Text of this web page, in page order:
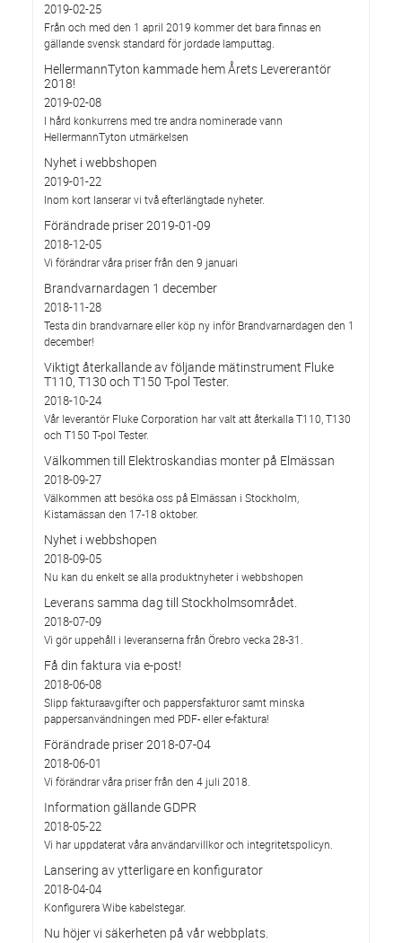
2019-02-25
Från och med den 1 april 2019 kommer det bara finnas en
gällande svensk standard för jordade lamputtag.
HellermannTyton kammade hem Årets Levererantör
2018!
2019-02-08
I hård konkurrens med tre andra nominerade vann
HellermannTyton utmärkelsen
Nyhet i webbshopen
2019-01-22
Inom kort lanserar vi två efterlängtade nyheter.
Förändrade priser 2019-01-09
2018-12-05
Vi förändrar våra priser från den 9 januari
Brandvarnardagen 1 december
2018-11-28
Testa din brandvarnare eller köp ny inför Brandvarnardagen den 1
december!
Viktigt återkallande av följande mätinstrument Fluke
T110, T130 och T150 T-pol Tester.
2018-10-24
Vår leverantör Fluke Corporation har valt att återkalla T110, T130
och T150 T-pol Tester.
Välkommen till Elektroskandias monter på Elmässan
2018-09-27
Välkommen att besöka oss på Elmässan i Stockholm,
Kistamässan den 17-18 oktober.
Nyhet i webbshopen
2018-09-05
Nu kan du enkelt se alla produktnyheter i webbshopen
Leverans samma dag till Stockholmsområdet.
2018-07-09
Vi gör uppehåll i leveranserna från Örebro vecka 28-31.
Få din faktura via e-post!
2018-06-08
Slipp fakturaavgifter och pappersfakturor samt minska
pappersanvändningen med PDF- eller e-faktura!
Förändrade priser 2018-07-04
2018-06-01
Vi förändrar våra priser från den 4 juli 2018.
Information gällande GDPR
2018-05-22
Vi har uppdaterat våra användarvillkor och integritetspolicyn.
Lansering av ytterligare en konfigurator
2018-04-04
Konfigurera Wibe kabelstegar.
Nu höjer vi säkerheten på vår webbplats.